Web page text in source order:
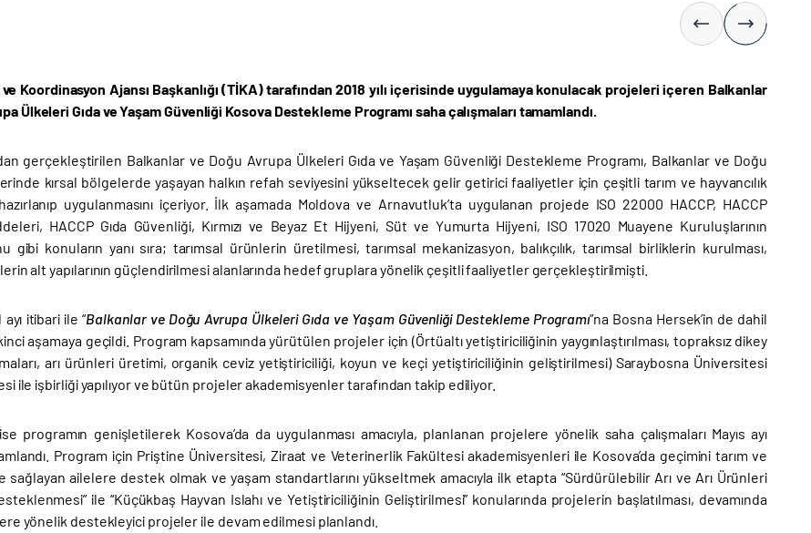
Koordinasyon Ajansı Başkanlığı (TİKA) tarafından 2018 yılı içerisinde uygulamaya konulacak projeleri içeren Balkanlar
Ülkeleri Gıda ve Yaşam Güvenliği Kosova Destekleme Programı saha çalışmaları tamamlandı.
gerçekleştirilen Balkanlar ve Doğu Avrupa Ülkeleri Gıda ve Yaşam Güvenliği Destekleme Programı, Balkanlar ve Doğu
kırsal bölgelerde yaşayan halkın refah seviyesini yükseltecek gelir getirici faaliyetler için çeşitli tarım ve hayvancılık
uygulanmasını içeriyor. İlk aşamada Moldova ve Arnavutluk’ta uygulanan projede ISO 22000 HACCP, HACCP
HACCP Gıda Güvenliği, Kırmızı ve Beyaz Et Hijyeni, Süt ve Yumurta Hijyeni, ISO 17020 Muayene Kuruluşlarının
gibi konuların yanı sıra; tarımsal ürünlerin üretilmesi, tarımsal mekanizasyon, balıkçılık, tarımsal birliklerin kurulması,
alt yapılarının güçlendirilmesi alanlarında hedef gruplara yönelik çeşitli faaliyetler gerçekleştirilmişti.
ayı itibari ile “Balkanlar ve Doğu Avrupa Ülkeleri Gıda ve Yaşam Güvenliği Destekleme Programı”na Bosna Hersek’in de dahil
aşamaya geçildi. Program kapsamında yürütülen projeler için (Örtüaltı yetiştiriciliğinin yaygınlaştırılması, topraksız dikey
arı ürünleri üretimi, organik ceviz yetiştiriciliği, koyun ve keçi yetiştiriciliğinin geliştirilmesi) Saraybosna Üniversitesi
ile işbirliği yapılıyor ve bütün projeler akademisyenler tarafından takip ediliyor.
ise programın genişletilerek Kosova’da da uygulanması amacıyla, planlanan projelere yönelik saha çalışmaları Mayıs ayı
Program için Priştine Üniversitesi, Ziraat ve Veterinerlik Fakültesi akademisyenleri ile Kosova’da geçimini tarım ve
sağlayan ailelere destek olmak ve yaşam standartlarını yükseltmek amacıyla ilk etapta “Sürdürülebilir Arı ve Arı Ürünleri
ile “Küçükbaş Hayvan Islahı ve Yetiştiriciliğinin Geliştirilmesi” konularında projelerin başlatılması, devamında
yönelik destekleyici projeler ile devam edilmesi planlandı.